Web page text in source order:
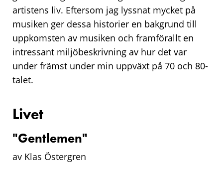
artistens liv. Eftersom jag lyssnat mycket på
musiken ger dessa historier en bakgrund till
uppkomsten av musiken och framförallt en
intressant miljöbeskrivning av hur det var
under främst under min uppväxt på 70 och 80-
talet.
Livet
"Gentlemen"
av Klas Östergren